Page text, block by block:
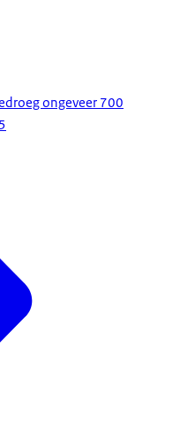
ongeveer 700